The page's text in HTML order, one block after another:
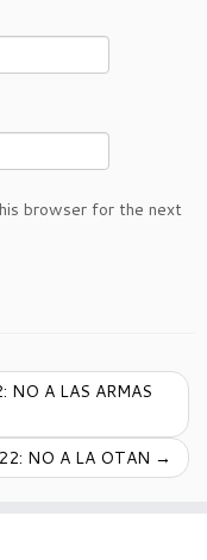
browser for the next
A LAS ARMAS
NO A LA OTAN →